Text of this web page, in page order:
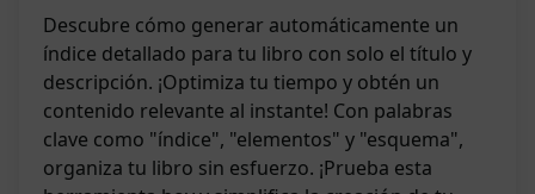
Descubre cómo generar automáticamente un
índice detallado para tu libro con solo el título y
descripción. ¡Optimiza tu tiempo y obtén un
contenido relevante al instante! Con palabras
clave como "índice", "elementos" y "esquema",
organiza tu libro sin esfuerzo. ¡Prueba esta